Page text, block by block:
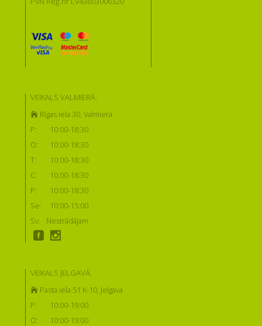
VEIKALS VALMIERĀ:
Rīgas iela 30, Valmiera
P:
10:00-18:30
O:
10:00-18:30
T:
10:00-18:30
C:
10:00-18:30
P:
10:00-18:30
Se:
10:00-15:00
Sv:
Nestrādājam
VEIKALS JELGAVĀ:
Pasta iela 51 K-10, Jelgava
P:
10:00-19:00
O:
10:00-19:00